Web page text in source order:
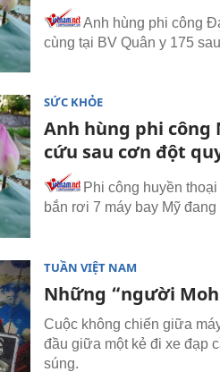
Anh hùng phi công
cùng tại BV Quân y 175
SỨC KHỎE
Anh hùng phi công
cứu sau cơn đột
Phi công huyền
bắn rơi 7 máy bay Mỹ
TUẦN VIỆT NAM
Những “người
Cuộc không chiến giữa
đầu giữa một kẻ đi xe đạp
súng.